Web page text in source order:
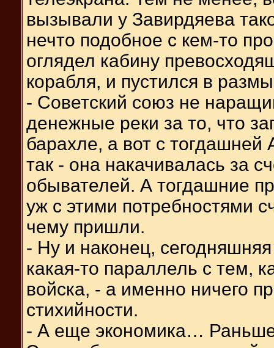
вызывали у Завирдяева
нечто подобное с кем-то
оглядел кабину
корабля, и пустился в
- Советский союз не
денежные реки за то, что
барахле, а вот с
так - она накачивалась за
обывателей. А тогдашние
уж с этими потребностями
чему пришли.
- Ну и наконец,
какая-то параллель с тем,
войска, - а именно ничего
стихийности.
- А еще экономика…